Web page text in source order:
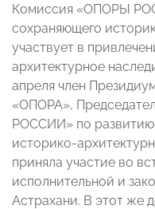
Комиссия «ОПОРЫ
сохраняющего
участвует в
архитектурное
апреля член
«ОПОРА»,
РОССИИ» по развитию
историко-
приняла участие во
исполнительной и
Астрахани. В этот же